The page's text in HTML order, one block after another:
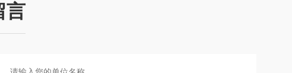
言